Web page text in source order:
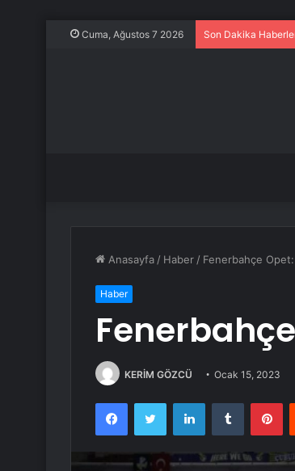
Cuma, Ağustos 7 2026 Son Dakika
Anasayfa / Haber / Fenerbahçe
Haber
KERİM GÖZCÜ Ocak 15, 2023
FacebookTwitter LinkedInTumblr